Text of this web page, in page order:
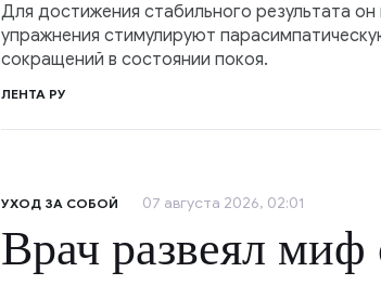
Для достижения стабильного результата
упражнения стимулируют
сокращений в состоянии покоя.
ЛЕНТА РУ
УХОД ЗА СОБОЙ 07 августа 2026, 02:01
Врач развеял миф